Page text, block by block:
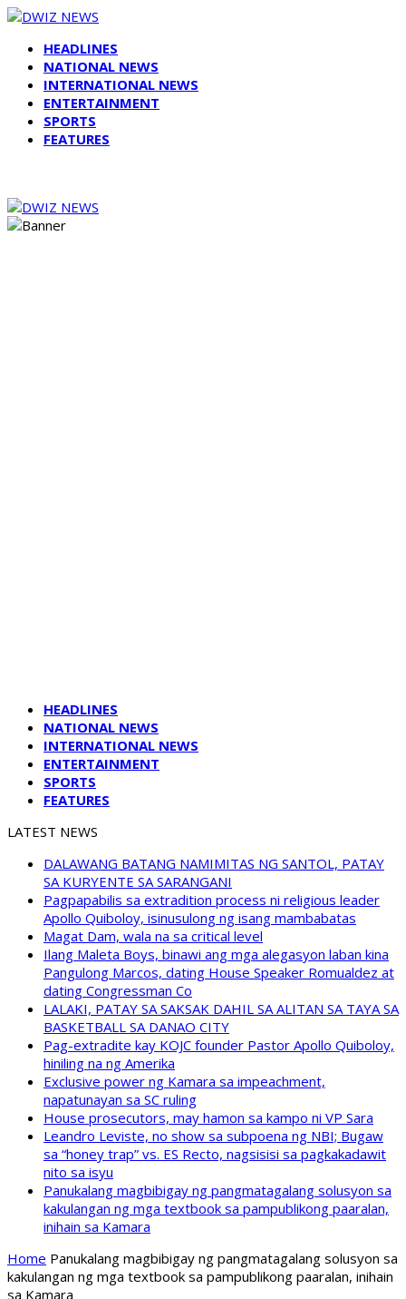
HEADLINES
NATIONAL NEWS
INTERNATIONAL NEWS
ENTERTAINMENT
SPORTS
FEATURES
HEADLINES
NATIONAL NEWS
INTERNATIONAL NEWS
ENTERTAINMENT
SPORTS
FEATURES
LATEST NEWS
DALAWANG BATANG NAMIMITAS NG SANTOL, PATAY
SA KURYENTE SA SARANGANI
Pagpapabilis sa extradition process ni religious leader
Apollo Quiboloy, isinusulong ng isang mambabatas
Magat Dam, wala na sa critical level
Ilang Maleta Boys, binawi ang mga alegasyon laban kina
Pangulong Marcos, dating House Speaker Romualdez at
dating Congressman Co
LALAKI, PATAY SA SAKSAK DAHIL SA ALITAN SA TAYA SA
BASKETBALL SA DANAO CITY
Pag-extradite kay KOJC founder Pastor Apollo Quiboloy,
hiniling na ng Amerika
Exclusive power ng Kamara sa impeachment,
napatunayan sa SC ruling
House prosecutors, may hamon sa kampo ni VP Sara
Leandro Leviste, no show sa subpoena ng NBI; Bugaw
sa “honey trap” vs. ES Recto, nagsisisi sa pagkakadawit
nito sa isyu
Panukalang magbibigay ng pangmatagalang solusyon sa
kakulangan ng mga textbook sa pampublikong paaralan,
inihain sa Kamara
Home Panukalang magbibigay ng pangmatagalang solusyon sa
kakulangan ng mga textbook sa pampublikong paaralan, inihain
sa Kamara